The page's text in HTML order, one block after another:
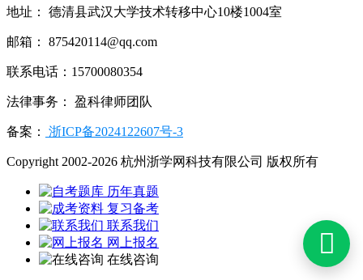
地址： 德清县武汉大学技术转移中心10楼1004室
邮箱： 875420114@qq.com
联系电话：15700080354
法律事务： 盈科律师团队
备案： 浙ICP备2024122607号-3
Copyright 2002-2026 杭州浙学网科技有限公司 版权所有
历年真题
复习备考
联系我们
网上报名
在线咨询
